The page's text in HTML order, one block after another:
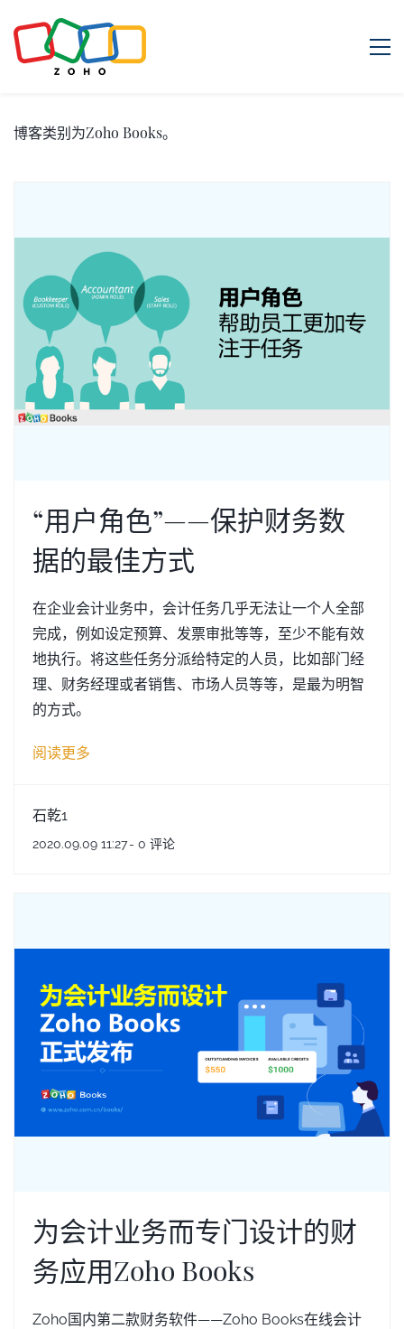
博客类别为Zoho Books。
“用户角色”——保护财务数
据的最佳方式
在企业会计业务中，会计任务几乎无法让一个人全部
完成，例如设定预算、发票审批等等，至少不能有效
地执行。将这些任务分派给特定的人员，比如部门经
理、财务经理或者销售、市场人员等等，是最为明智
的方式。
阅读更多
石乾1
2020.09.09 11:27- 0 评论
为会计业务而专门设计的财
务应用Zoho Books
Zoho国内第二款财务软件——Zoho Books在线会计